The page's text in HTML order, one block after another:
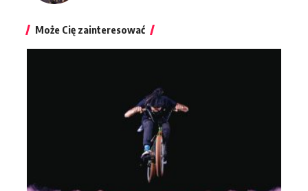
Może Cię zainteresować